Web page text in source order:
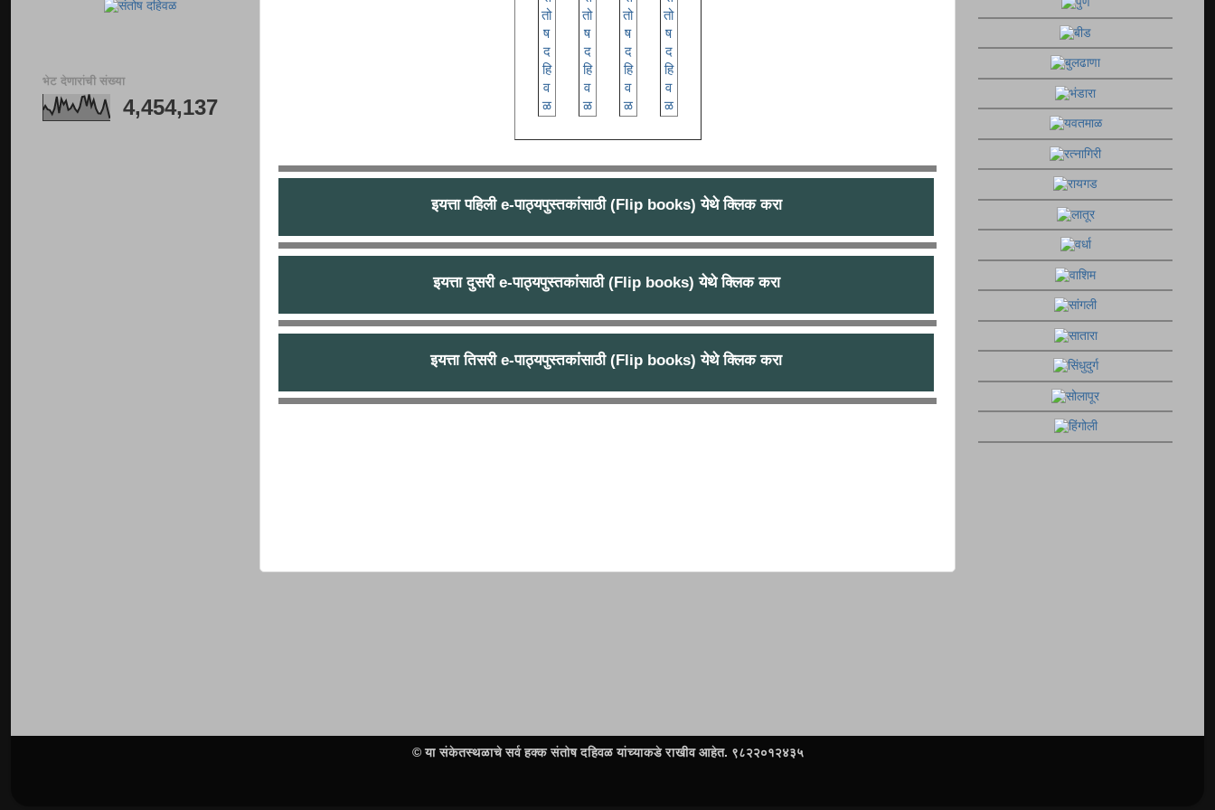
इयत्ता पहिली e-पाठ्यपुस्तकांसाठी (Flip books) येथे क्लिक करा
इयत्ता पहिली e-पाठ्यपुस्तकांसाठी (Flip books) येथे क्लिक करा
इयत्ता दुसरी e-पाठ्यपुस्तकांसाठी (Flip books) येथे क्लिक करा
इयत्ता दुसरी e-पाठ्यपुस्तकांसाठी (Flip books) येथे क्लिक करा
इयत्ता तिसरी e-पाठ्यपुस्तकांसाठी (Flip books) येथे क्लिक करा
भेट देणारांची संख्या
4,454,137
© या संकेतस्थळाचे सर्व हक्क संतोष दहिवळ यांच्याकडे राखीव आहेत. ९८२२०१२४३५